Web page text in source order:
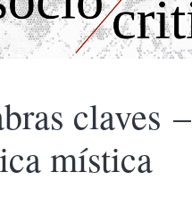
claves –
mística